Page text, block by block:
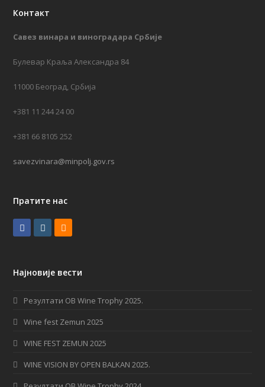
Контакт
Савез винара и виноградара Србије
Булевар Краља Александра 84
11000 Београд, Србија
+381 11 244 24 00
+381 66 8105 252
savezvinara@minpolj.gov.rs
Пратите нас
e
b
t
a
g
m
Најновије вести
Резултати OB Wine Trophy 2025.
Wine fest Zemun 2025
WINE FEST ZEMUN 2025
WINE VISION BY OPEN BALKAN 2025.